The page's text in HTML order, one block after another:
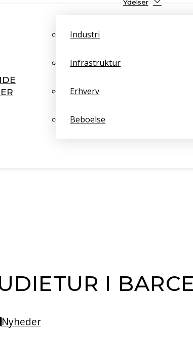
Ydelser
Industri
Infrastruktur
Erhverv
Beboelse
I
Nyheder